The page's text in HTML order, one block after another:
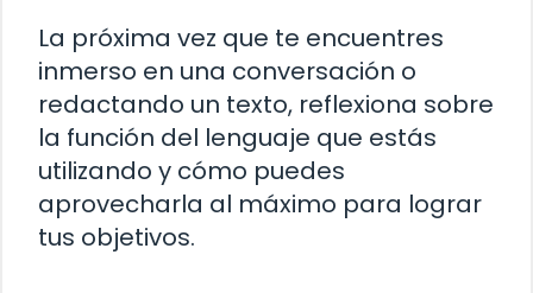
La próxima vez que te encuentres
inmerso en una conversación o
redactando un texto, reflexiona sobre
la función del lenguaje que estás
utilizando y cómo puedes
aprovecharla al máximo para lograr
tus objetivos.